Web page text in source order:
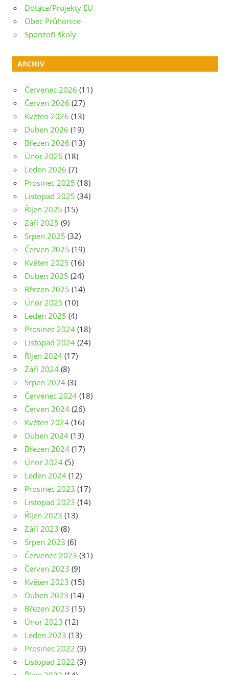
Dotace/Projekty EU
Obec Průhonice
Sponzoři školy
ARCHIV
Červenec 2026 (11)
Červen 2026 (27)
Květen 2026 (13)
Duben 2026 (19)
Březen 2026 (13)
Únor 2026 (18)
Leden 2026 (7)
Prosinec 2025 (18)
Listopad 2025 (34)
Říjen 2025 (15)
Září 2025 (9)
Srpen 2025 (32)
Červen 2025 (19)
Květen 2025 (16)
Duben 2025 (24)
Březen 2025 (14)
Únor 2025 (10)
Leden 2025 (4)
Prosinec 2024 (18)
Listopad 2024 (24)
Říjen 2024 (17)
Září 2024 (8)
Srpen 2024 (3)
Červenec 2024 (18)
Červen 2024 (26)
Květen 2024 (16)
Duben 2024 (13)
Březen 2024 (17)
Únor 2024 (5)
Leden 2024 (12)
Prosinec 2023 (17)
Listopad 2023 (14)
Říjen 2023 (13)
Září 2023 (8)
Srpen 2023 (6)
Červenec 2023 (31)
Červen 2023 (9)
Květen 2023 (15)
Duben 2023 (14)
Březen 2023 (15)
Únor 2023 (12)
Leden 2023 (13)
Prosinec 2022 (9)
Listopad 2022 (9)